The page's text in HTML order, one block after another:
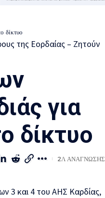
δίκτυο
για
δίκτυο
2Λ ΑΝΆΓΝΩΣΗΣ
3 και 4 του ΑΗΣ Καρδίας,